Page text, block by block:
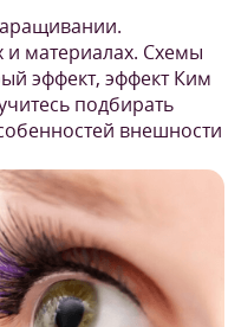
и материалах. Схемы
эффект, эффект Ким
подбирать
внешности